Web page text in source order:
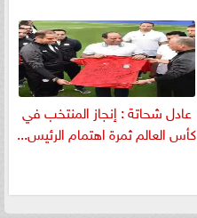
عادل شحاتة : إنجاز المنتخب في
كأس العالم ثمرة اهتمام الرئيس...